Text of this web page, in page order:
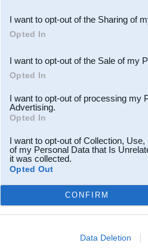
Downstream Participants
third parties.
I want to opt-out of the Sharing of
Opted In
I want to opt-out of the Sale of my
Opted In
I want to opt-out of processing my
Advertising.
Opted In
I want to opt-out of Collection,
of my Personal Data that Is
it was collected.
Opted Out
CONFIRM
Data Deletion